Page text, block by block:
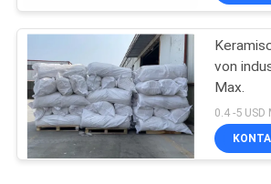
von
Max.
0.4 -5